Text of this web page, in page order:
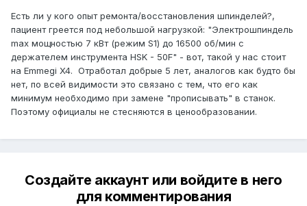
Есть ли у кого опыт ремонта/восстановления шпинделей?,
пациент греется под небольшой нагрузкой: "Электрошпиндель
max мощностью 7 кВт (режим S1) до 16500 об/мин с
держателем инструмента HSK - 50F" - вот, такой у нас стоит
на Emmegi X4. Отработал добрые 5 лет, аналогов как будто бы
нет, по всей видимости это связано с тем, что его как
минимум необходимо при замене "прописывать" в станок.
Поэтому официалы не стесняются в ценообразовании.
Создайте аккаунт или войдите в него
для комментирования